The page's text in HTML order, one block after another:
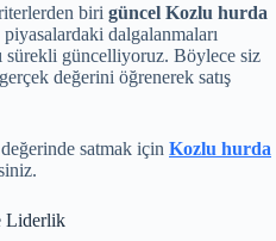
biri güncel Kozlu hurda
dalgalanmaları
sürekli güncelliyoruz. Böylece siz
değerini öğrenerek satış
değerinde satmak için Kozlu hurda
Liderlik